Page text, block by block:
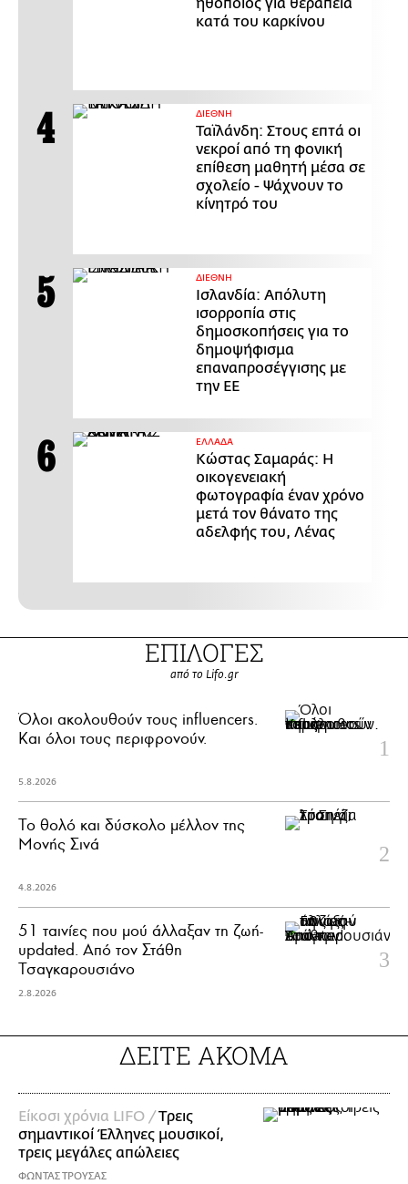
ηθοποιός για θεραπεία
κατά του καρκίνου
ΔΙΕΘΝΗ
Ταϊλάνδη: Στους επτά οι
νεκροί από τη φονική
επίθεση μαθητή μέσα σε
σχολείο - Ψάχνουν το
κίνητρό του
ΔΙΕΘΝΗ
Ισλανδία: Απόλυτη
ισορροπία στις
δημοσκοπήσεις για το
δημοψήφισμα
επαναπροσέγγισης με
την ΕΕ
ΕΛΛΑΔΑ
Κώστας Σαμαράς: Η
οικογενειακή
φωτογραφία έναν χρόνο
μετά τον θάνατο της
αδελφής του, Λένας
ΕΠΙΛΟΓΕΣ
από το Lifo.gr
Όλοι ακολουθούν τους influencers.
Και όλοι τους περιφρονούν.
5.8.2026
Το θολό και δύσκολο μέλλον της
Μονής Σινά
4.8.2026
51 ταινίες που μού άλλαξαν τη ζωή-
updated. Aπό τον Στάθη
Τσαγκαρουσιάνο
2.8.2026
ΔΕΙΤΕ ΑΚΟΜΑ
Είκοσι χρόνια LIFO /Tρεις
σημαντικοί Έλληνες μουσικοί,
τρεις μεγάλες απώλειες
ΦΩΝΤΑΣ ΤΡΟΥΣΑΣ